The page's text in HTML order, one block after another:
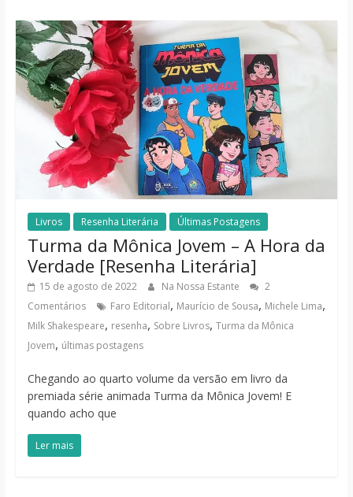
Livros Resenha Literária Últimas Postagens
Turma da Mônica Jovem – A Hora da
Verdade [Resenha Literária]
15 de agosto de 2022 Na Nossa Estante
2
Comentários
Faro Editorial, Maurício de Sousa, Michele Lima,
Milk Shakespeare, resenha, Sobre Livros, Turma da Mônica
Jovem, últimas postagens
Chegando ao quarto volume da versão em livro da
premiada série animada Turma da Mônica Jovem! E
quando acho que
Ler mais